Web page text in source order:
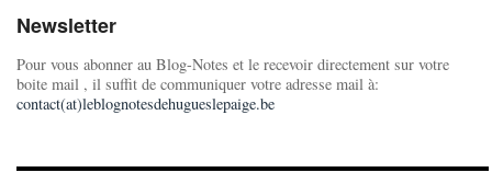
Newsletter
Pour vous abonner au Blog-Notes et le recevoir directement sur votre
boite mail , il suffit de communiquer votre adresse mail à:
contact(at)leblognotesdehugueslepaige.be